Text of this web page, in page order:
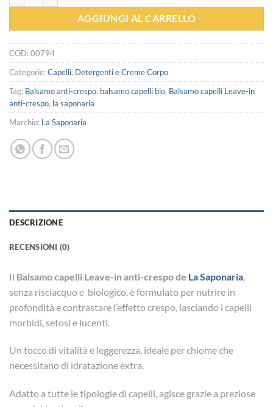
AGGIUNGI AL CARRELLO
COD:00794
Categorie:Capelli, Detergenti e Creme Corpo
Tag: Balsamo anti-crespo, balsamo capelli bio, Balsamo capelli Leave-in
anti-crespo, la saponaria
Marchio: La Saponaria
DESCRIZIONE
RECENSIONI (0)
Il Balsamo capelli Leave-in anti-crespo de La Saponaria
senza risciacquo e biologico, è formulato per nutrire in
profondità e contrastare l’effetto crespo, lasciando i capelli
morbidi, setosi e lucenti.
Un tocco di vitalità e leggerezza, ideale per chiome che
necessitano di idratazione extra.
Adatto a tutte le tipologie di capelli, agisce grazie a preziose